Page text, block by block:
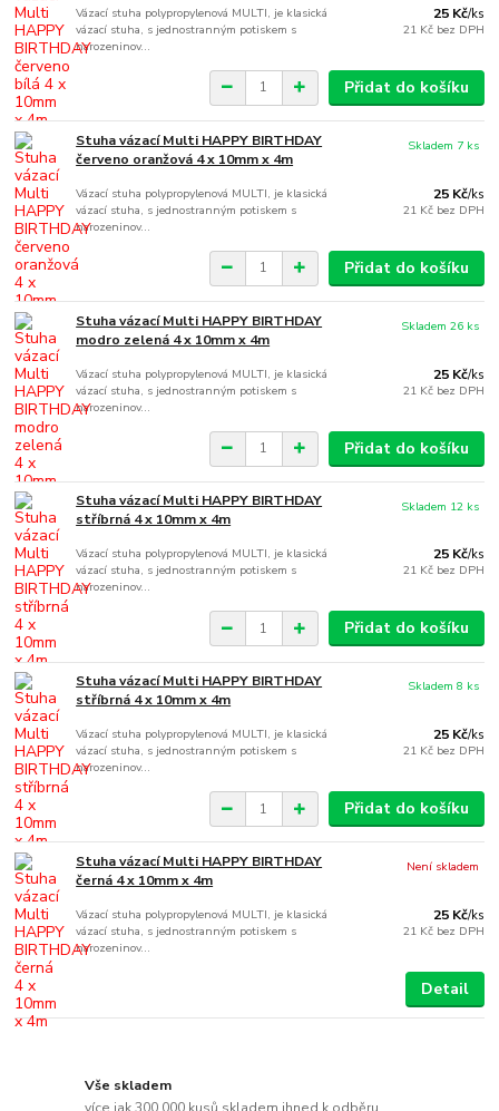
Vázací stuha polypropylenová MULTI, je klasická
vázací stuha, s jednostranným potiskem s
narozeninov...
25 Kč/ks
21 Kč bez DPH
Přidat do košíku
Stuha vázací Multi HAPPY BIRTHDAY
červeno oranžová 4 x 10mm x 4m
Vázací stuha polypropylenová MULTI, je klasická
vázací stuha, s jednostranným potiskem s
narozeninov...
25 Kč/ks
21 Kč bez DPH
Skladem 7 ks
Přidat do košíku
Stuha vázací Multi HAPPY BIRTHDAY
modro zelená 4 x 10mm x 4m
Vázací stuha polypropylenová MULTI, je klasická
vázací stuha, s jednostranným potiskem s
narozeninov...
25 Kč/ks
21 Kč bez DPH
Skladem 26 ks
Přidat do košíku
Stuha vázací Multi HAPPY BIRTHDAY
stříbrná 4 x 10mm x 4m
Vázací stuha polypropylenová MULTI, je klasická
vázací stuha, s jednostranným potiskem s
narozeninov...
25 Kč/ks
21 Kč bez DPH
Skladem 12 ks
Přidat do košíku
Stuha vázací Multi HAPPY BIRTHDAY
stříbrná 4 x 10mm x 4m
Vázací stuha polypropylenová MULTI, je klasická
vázací stuha, s jednostranným potiskem s
narozeninov...
25 Kč/ks
21 Kč bez DPH
Skladem 8 ks
Přidat do košíku
Stuha vázací Multi HAPPY BIRTHDAY
černá 4 x 10mm x 4m
Vázací stuha polypropylenová MULTI, je klasická
vázací stuha, s jednostranným potiskem s
narozeninov...
25 Kč/ks
21 Kč bez DPH
Není skladem
Detail
Vše skladem